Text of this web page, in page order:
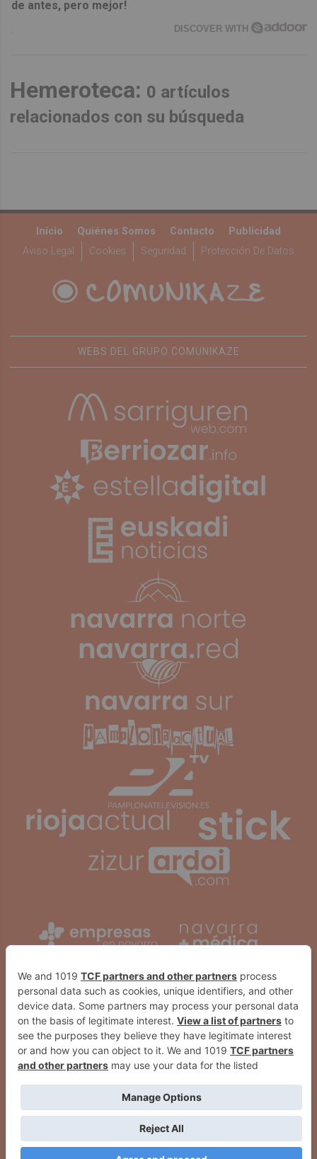
de antes, pero mejor!
DISCOVER WITH
Hemeroteca: 0 artículos
relacionados con su búsqueda
Inicio Quiénes Somos Contacto
Publicidad
Aviso Legal
Cookies Seguridad Protección De Datos
WEBS DEL GRUPO COMUNIKAZE